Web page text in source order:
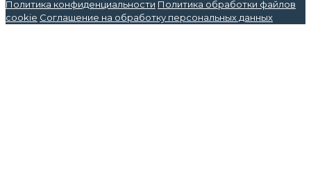
Политика конфиденциальности Политика обработки файлов
cookie Соглашение на обработку персональных данных